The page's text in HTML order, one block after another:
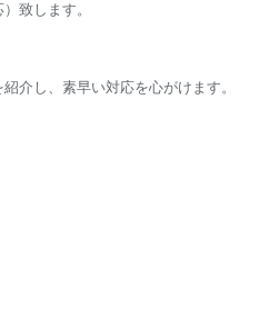
致します。
介し、素早い対応を心がけます。